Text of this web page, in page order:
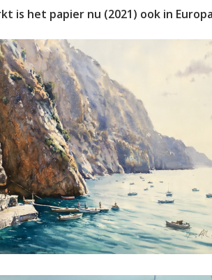
is het papier nu (2021) ook in